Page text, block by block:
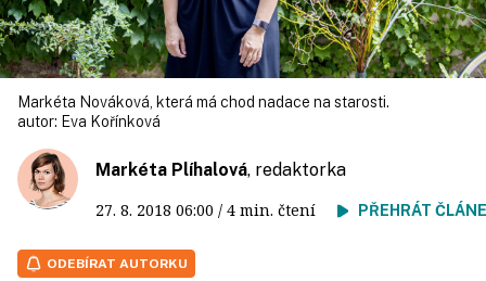
Markéta Nováková, která má chod nadace na starosti.
autor: Eva Kořínková
Markéta Plíhalová, redaktorka
27. 8. 2018 06:00 / 4 min. čtení PŘEHRÁT
ODEBÍRAT AUTORKU